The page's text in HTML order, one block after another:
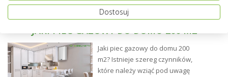
JAKI PIEC GAZOWY DO DOMU 200 M2
Jaki piec gazowy do domu 200
m2? Istnieje szereg czynników,
które należy wziąć pod uwagę
Dostosuj